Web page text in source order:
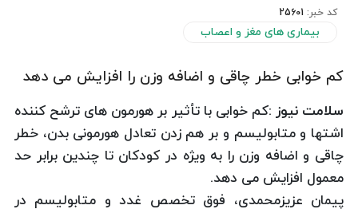
کد خبر: 25601
بیماری های مغز و اعصاب
كم خوابی خطر چاقی و اضافه وزن را افزایش می دهد
سلامت نیوز :كم خوابی با تأثیر بر هورمون های ترشح كننده
اشتها و متابولیسم و بر هم زدن تعادل هورمونی بدن، خطر
چاقی و اضافه وزن را به ویژه در كودكان تا چندین برابر حد
معمول افزایش می دهد.
پیمان عزیزمحمدی، فوق تخصص غدد و متابولیسم در